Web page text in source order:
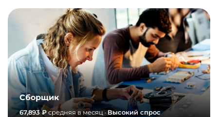
Сборщик
67,893 ₽средняя в месяц ·Высокий спрос